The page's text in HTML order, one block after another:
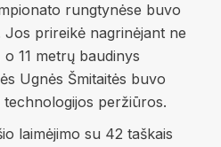
rungtynėse buvo
Jos prireikė nagrinėjant ne
11 metrų baudinys
Ugnės Šmitaitės buvo
peržiūros.
laimėjimo su 42 taškais